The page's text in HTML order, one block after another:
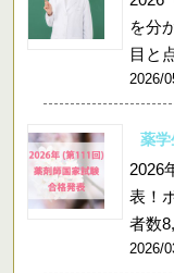
を分
目と
2026/
薬
2026
表！
者数
2026/